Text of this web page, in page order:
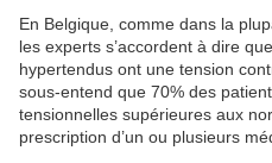
En Belgique, comme dans la
les experts s’accordent à dire
hypertendus ont une tension
sous-entend que 70% des
tensionnelles supérieures aux
prescription d’un ou plusieurs